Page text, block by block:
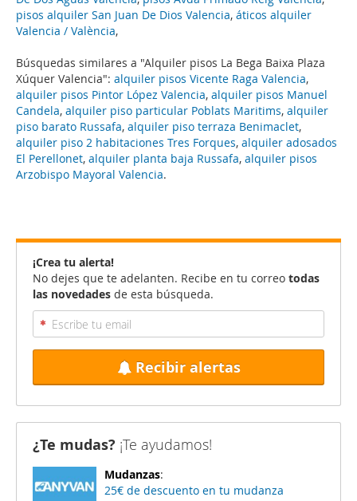
Búsquedas similares a "Alquiler pisos La Bega Baixa Plaza
Xúquer Valencia": alquiler pisos Vicente Raga Valencia,
alquiler pisos Pintor López Valencia, alquiler pisos Manuel
Candela, alquiler piso particular Poblats Maritims, alquiler
piso barato Russafa, alquiler piso terraza Benimaclet,
alquiler piso 2 habitaciones Tres Forques, alquiler adosados
El Perellonet, alquiler planta baja Russafa, alquiler pisos
Arzobispo Mayoral Valencia.
pisos alquiler San Juan De Dios Valencia, áticos alquiler
Valencia / València,
¡Crea tu alerta!
No dejes que te adelanten. Recibe en tu correo todas
las novedades de esta búsqueda.
Recibir alertas
¿Te mudas? ¡Te ayudamos!
Mudanzas:
25€ de descuento en tu mudanza